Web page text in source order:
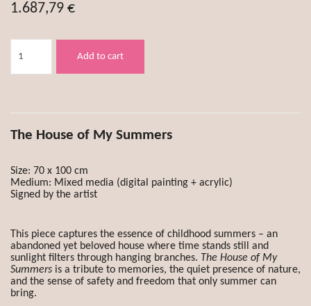
1.687,79 €
Add to cart
The House of My Summers
Size: 70 x 100 cm
Medium: Mixed media (digital painting + acrylic)
Signed by the artist
This piece captures the essence of childhood summers – an
abandoned yet beloved house where time stands still and
sunlight filters through hanging branches. The House of My
Summers is a tribute to memories, the quiet presence of nature,
and the sense of safety and freedom that only summer can
bring.